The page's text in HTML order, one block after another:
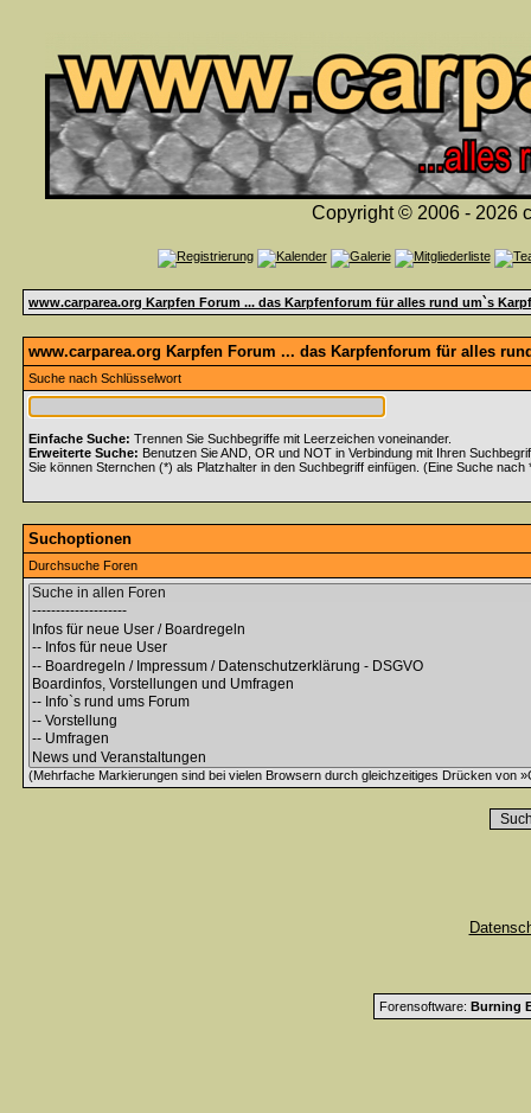
Copyright © 2006 - 2026
www.carparea.org Karpfen Forum ... das Karpfenforum für alles rund um`s
www.carparea.org Karpfen Forum ... das Karpfenforum für alles
Suche nach Schlüsselwort
Einfache Suche: Trennen Sie Suchbegriffe mit Leerzeichen voneinander.
Erweiterte Suche: Benutzen Sie AND, OR und NOT in Verbindung mit Ihren
Sie können Sternchen (*) als Platzhalter in den Suchbegriff einfügen. (Eine Suche
Suchoptionen
Durchsuche Foren
(Mehrfache Markierungen sind bei vielen Browsern durch gleichzeitiges Drücken von
Forensoftware: Burning